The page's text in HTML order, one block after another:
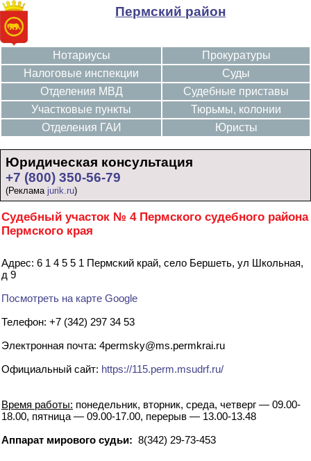
Пермский район
Нотариусы
Налоговые инспекции
Отделения МВД
Участковые пункты
Отделения ГАИ
Прокуратуры
Суды
Судебные приставы
Тюрьмы, колонии
Юристы
Юридическая консультация
+7 (800) 350-56-79
(Реклама jurik.ru)
Судебный участок № 4 Пермского судебного района
Пермского края
Адрес: 6 1 4 5 5 1 Пермский край, село Бершеть, ул Школьная,
д 9
Посмотреть на карте Google
Телефон: +7 (342) 297 34 53
Электронная почта: 4permsky@ms.permkrai.ru
Официальный сайт: https://115.perm.msudrf.ru/
Время работы: понедельник, вторник, среда, четверг — 09.00-
18.00, пятница — 09.00-17.00, перерыв — 13.00-13.48
Аппарат мирового судьи: 8(342) 29-73-453